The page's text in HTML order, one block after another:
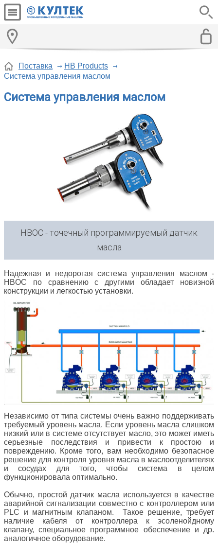
Поставка
HB Products
Система управления маслом
Система управления маслом
HBOC - точечный программируемый датчик
масла
Надежная и недорогая система управления маслом -
HBOC по сравнению с другими обладает новизной
конструкции и легкостью установки.
Независимо от типа системы очень важно поддерживать
требуемый уровень масла. Если уровень масла слишком
низкий или в системе отсутствует масло, это может иметь
серьезные последствия и привести к простою и
повреждению. Кроме того, вам необходимо безопасное
решение для контроля уровня масла в маслоотделителях
и сосудах для того, чтобы система в целом
функционировала оптимально.
Обычно, простой датчик масла используется в качестве
аварийной сигнализации совместно с контроллером или
PLC и магнитным клапаном. Такое решение, требует
наличие кабеля от контроллера к эсоленойдному
клапану, специальное программное обеспечение и др.
аналогичное оборудование.